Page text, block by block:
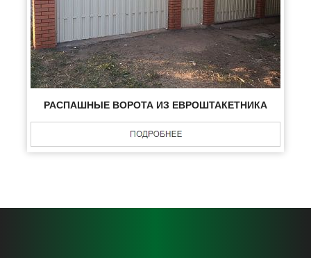
РАСПАШНЫЕ ВОРОТА ИЗ ЕВРОШТАКЕТНИКА